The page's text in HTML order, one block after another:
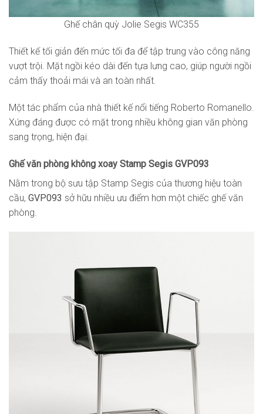
Ghế chân quỳ Jolie Segis WC355
Thiết kế tối giản đến mức tối đa để tập trung vào công năng
vượt trội. Mặt ngồi kéo dài đến tựa lưng cao, giúp người ngồi
cảm thấy thoải mái và an toàn nhất.
Một tác phẩm của nhà thiết kế nổi tiếng Roberto Romanello.
Xứng đáng được có mặt trong nhiều không gian văn phòng
sang trọng, hiện đại.
Ghế văn phòng không xoay Stamp Segis GVP093
Nằm trong bộ sưu tập Stamp Segis của thương hiệu toàn
cầu, GVP093 sở hữu nhiều ưu điểm hơn một chiếc ghế văn
phòng.